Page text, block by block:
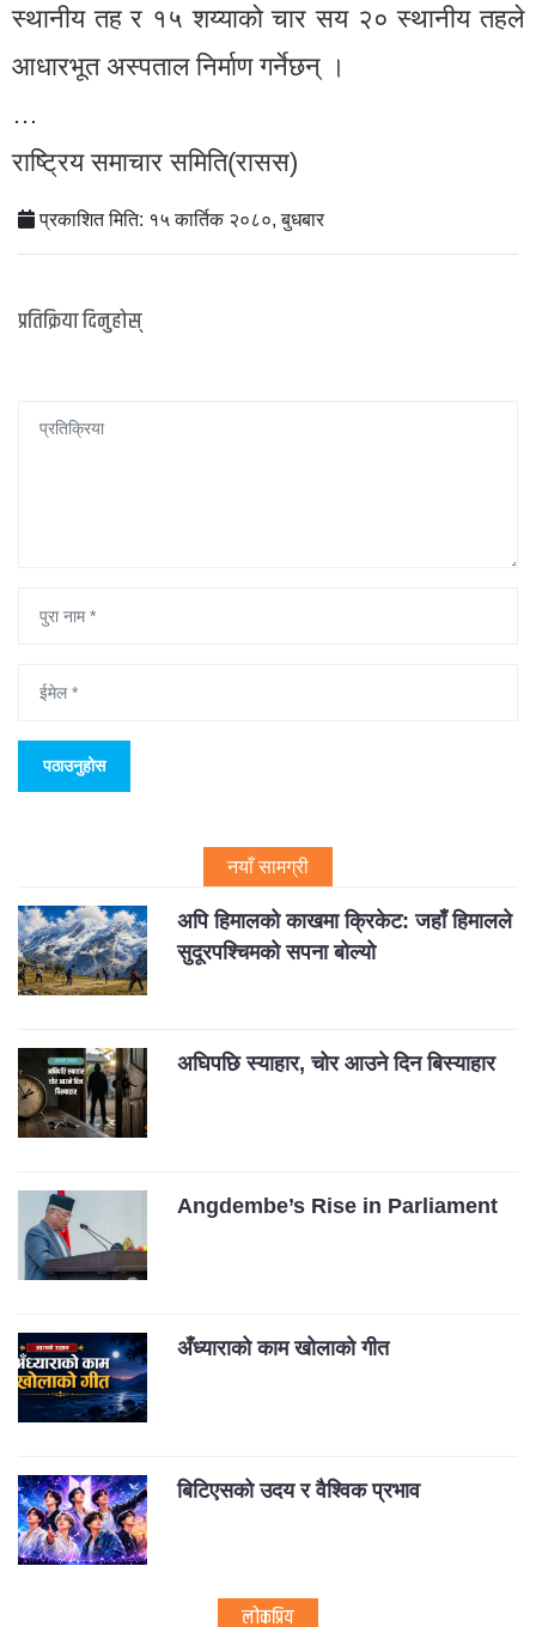
स्थानीय तह र १५ शय्याको चार सय २० स्थानीय तहले
आधारभूत अस्पताल निर्माण गर्नेछन् ।
…
राष्ट्रिय समाचार समिति(रासस)
प्रकाशित मिति: १५ कार्तिक २०८०, बुधबार
प्रतिक्रिया दिनुहोस्
नयाँ सामग्री
अपि हिमालको काखमा क्रिकेट: जहाँ हिमालले
सुदूरपश्चिमको सपना बोल्यो
अघिपछि स्याहार, चोर आउने दिन बिस्याहार
Angdembe’s Rise in Parliament
अँध्याराको काम खोलाको गीत
बिटिएसको उदय र वैश्विक प्रभाव
लोकप्रिय